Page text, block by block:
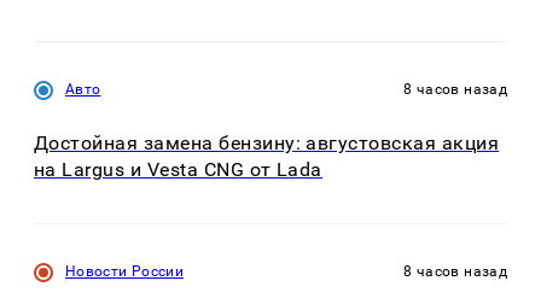
Авто 8 часов назад
Достойная замена бензину: августовская акция
на Largus и Vesta CNG от Lada
Новости России 8 часов назад